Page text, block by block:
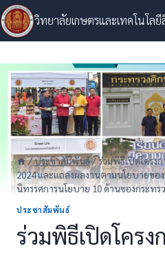
Skip
to
content
วิทยาลัยเกษตรและเทคโนโล
/ประชาสัมพันธ์/ร่วมพิธีเปิดโครงก
2024 และแถลงผลงานตามนโยบายขอ
นิทรรศการนโยบาย 10 ด้านของกระทร
ประชาสัมพันธ์
ร่วมพิธีเปิดโครง